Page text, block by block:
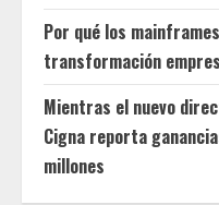
Por qué los
transformación
Mientras el nuevo
Cigna reporta
millones